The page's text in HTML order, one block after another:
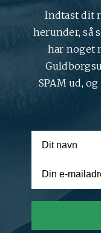
Indtast dit
herunder, så
har noget
SPAM ud,